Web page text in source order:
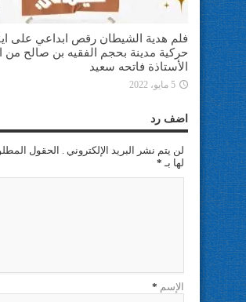
فلم هدية الشيطان رقص ابداعي على
حركية مدينة بحجم الفقيه بن صالح من
الأستاذة فاتحه سعيد
5 مايو، 2022
اضف رد
لن يتم نشر البريد الإلكتروني . الحقول
لها بـ *
الإسم *